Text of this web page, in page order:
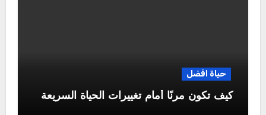
حياة افضل
كيف تكون مرنًا أمام تغييرات الحياة السريعة